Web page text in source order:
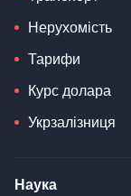
Нерухомість
Тарифи
Курс долара
Укрзалізниця
Наука